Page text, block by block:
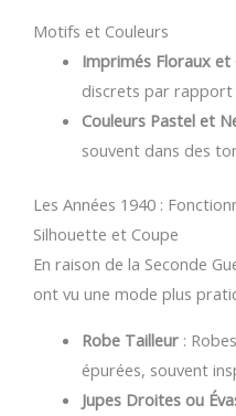
Motifs et Couleurs
Imprimés Floraux
discrets par rapport
Couleurs Pastel et
souvent dans des
Les Années 1940 :
Silhouette et Coupe
En raison de la Seconde
ont vu une mode plus
Robe Tailleur:
épurées, souvent
Jupes Droites ou